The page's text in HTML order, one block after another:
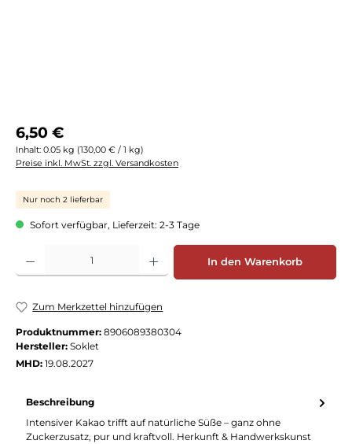
Regulärer Preis:
6,50 €
Inhalt: 0.05 kg (130,00 € / 1 kg)
Preise inkl. MwSt. zzgl. Versandkosten
Nur noch 2 lieferbar
Sofort verfügbar, Lieferzeit: 2-3 Tage
Produkt Anzahl: Gib den gewünschten Wert ein oder benutze die
In den Warenkorb
Zum Merkzettel hinzufügen
Produktnummer: 8906089380304
Hersteller: Soklet
MHD: 19.08.2027
Beschreibung
Intensiver Kakao trifft auf natürliche Süße – ganz ohne
Zuckerzusatz, pur und kraftvoll. Herkunft & Handwerkskunst